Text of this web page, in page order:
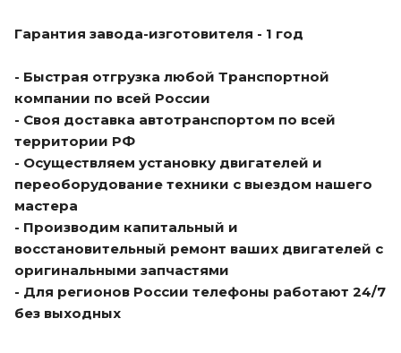
Гарантия завода-изготовителя - 1 год
- Быстрая отгрузка любой Транспортной
компании по всей России
- Своя доставка автотранспортом по всей
территории РФ
- Осуществляем установку двигателей и
переоборудование техники с выездом нашего
мастера
- Производим капитальный и
восстановительный ремонт ваших двигателей с
оригинальными запчастями
- Для регионов России телефоны работают 24/7
без выходных